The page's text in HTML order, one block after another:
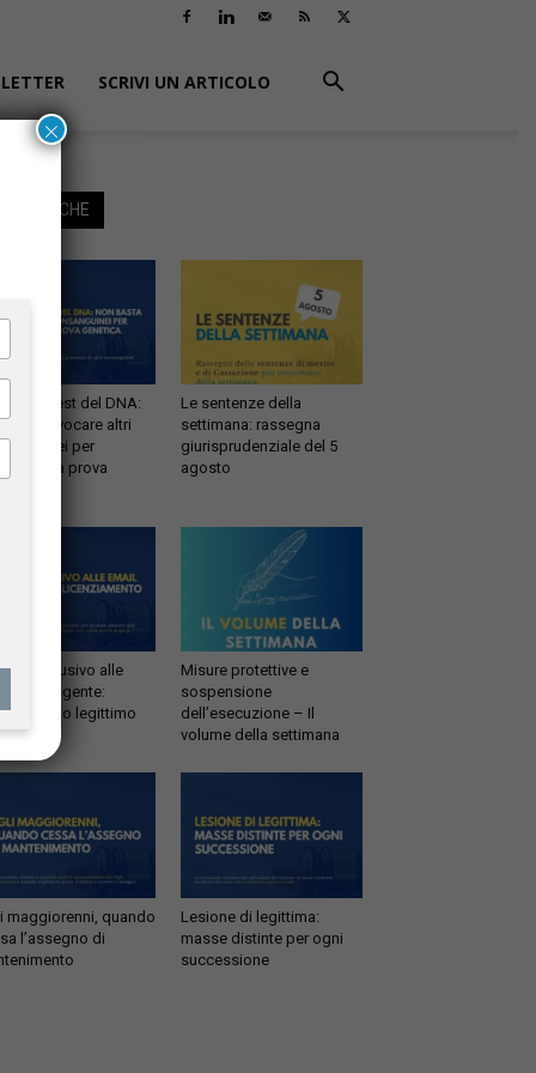
SCRIVI UN ARTICOLO
ANCHE
e test del DNA:
basta evocare altri
per
la prova
Le sentenze della
settimana: rassegna
giurisprudenziale del 5
agosto
abusivo alle
del dirigente:
legittimo
Misure protettive e
sospensione
dell’esecuzione – Il
volume della settimana
maggiorenni, quando
l’assegno di
Lesione di legittima:
masse distinte per ogni
successione
×